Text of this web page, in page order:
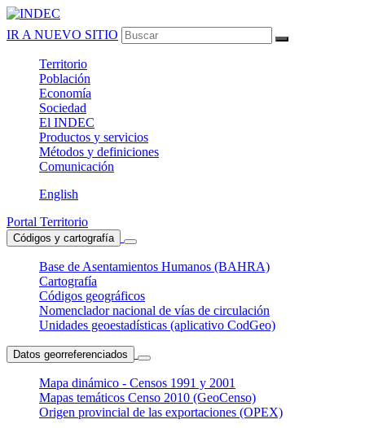
IR A NUEVO SITIO
Territorio
Población
Economía
Sociedad
El INDEC
Productos y servicios
Métodos y definiciones
Comunicación
English
Portal Territorio
Códigos y cartografía
Base de Asentamientos Humanos (BAHRA)
Cartografía
Códigos geográficos
Nomenclador nacional de vías de circulación
Unidades geoestadísticas (aplicativo CodGeo)
Datos georreferenciados
Mapa dinámico - Censos 1991 y 2001
Mapas temáticos Censo 2010 (GeoCenso)
Origen provincial de las exportaciones (OPEX)